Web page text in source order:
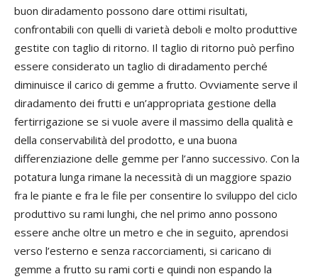
buon diradamento possono dare ottimi risultati,
confrontabili con quelli di varietà deboli e molto produttive
gestite con taglio di ritorno. Il taglio di ritorno può perfino
essere considerato un taglio di diradamento perché
diminuisce il carico di gemme a frutto. Ovviamente serve il
diradamento dei frutti e un’appropriata gestione della
fertirrigazione se si vuole avere il massimo della qualità e
della conservabilità del prodotto, e una buona
differenziazione delle gemme per l’anno successivo. Con la
potatura lunga rimane la necessità di un maggiore spazio
fra le piante e fra le file per consentire lo sviluppo del ciclo
produttivo su rami lunghi, che nel primo anno possono
essere anche oltre un metro e che in seguito, aprendosi
verso l’esterno e senza raccorciamenti, si caricano di
gemme a frutto su rami corti e quindi non espando la